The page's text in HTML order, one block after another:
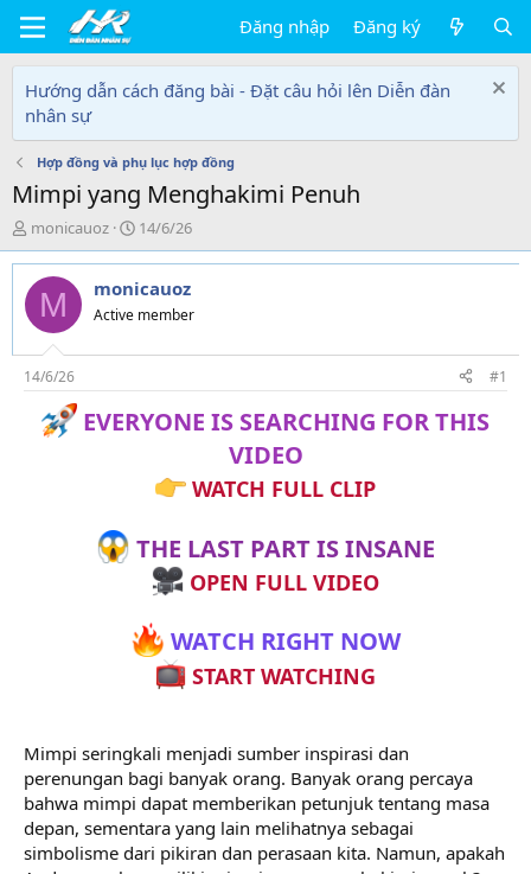
Đăng nhập Đăng ký
Hướng dẫn cách đăng bài - Đặt câu hỏi lên Diễn đàn
nhân sự
Hợp đồng và phụ lục hợp đồng
Mimpi yang Menghakimi Penuh
T
h
r
e
d
s
t
a
monicauoz
N
g
à
y
g
i
14/6/26
M monicauoz
Active member
14/6/26 #1
EVERYONE IS SEARCHING FOR THIS
VIDEO
WATCH FULL CLIP
THE LAST PART IS INSANE
OPEN FULL VIDEO
WATCH RIGHT NOW
START WATCHING
Mimpi seringkali menjadi sumber inspirasi dan
perenungan bagi banyak orang. Banyak orang percaya
bahwa mimpi dapat memberikan petunjuk tentang masa
depan, sementara yang lain melihatnya sebagai
simbolisme dari pikiran dan perasaan kita. Namun, apakah